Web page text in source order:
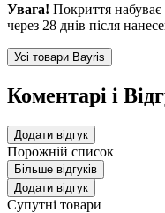
Увага! Покриття набуває
через 28 днів після
Усі товари Bayris
Коментарі і
Додати відгук
Порожній список
Більше відгуків
Додати відгук
Супутні товари